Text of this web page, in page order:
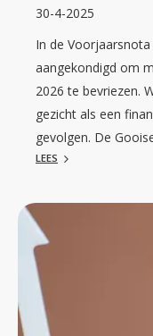
30-4-2025
In de
aangekondigd om
2026 te bevriezen.
gezicht als een
gevolgen. De
LEES